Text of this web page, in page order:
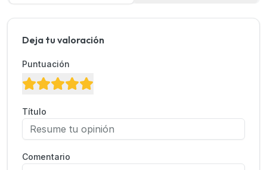
Deja tu valoración
Puntuación
Título
Comentario